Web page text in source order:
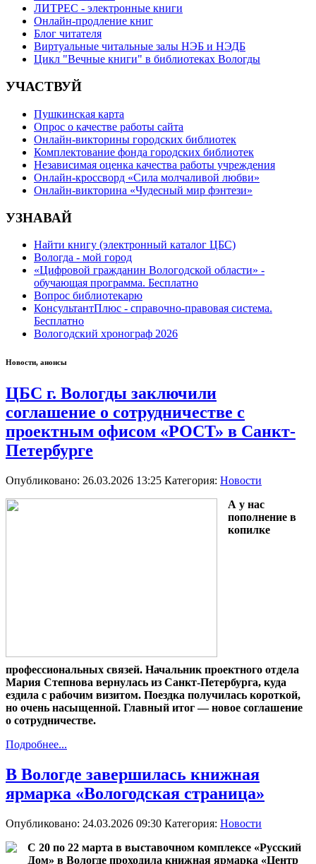
ЛИТРЕС - электронные книги
Онлайн-продление книг
Блог читателя
Виртуальные читальные залы НЭБ и НЭДБ
Цикл "Вечные книги" в библиотеках Вологды
УЧАСТВУЙ
Пушкинская карта
Опрос о качестве работы сайта
Онлайн-викторины городских библиотек
Комплектование фонда городских библиотек
Независимая оценка качества работы учреждения
Онлайн-кроссворд «Сила молчаливой любви»
Онлайн-викторина «Чудесный мир фэнтези»
УЗНАВАЙ
Найти книгу (электронный каталог ЦБС)
Вологда - мой город
«Цифровой гражданин Вологодской области» -
обучающая программа. Бесплатно
Вопрос библиотекарю
КонсультантПлюс - справочно-правовая система.
Бесплатно
Вологодский хронограф 2026
Новости, анонсы
ЦБС г. Вологды заключили
соглашение о сотрудничестве с
проектным офисом «РОСТ» в Санкт-
Петербурге
Опубликовано: 26.03.2026 13:25 Категория: Новости
А у нас
пополнение в
копилке
профессиональных связей. Начальник проектного отдела
Мария Степнова вернулась из Санкт-Петербурга, куда
ездила с рабочим визитом. Поездка получилась короткой,
но очень насыщенной. Главный итог — новое соглашение
о сотрудничестве.
Подробнее...
В Вологде завершилась книжная
ярмарка «Вологодская страница»
Опубликовано: 24.03.2026 09:30 Категория: Новости
С 20 по 22 марта в выставочном комплексе «Русский
Дом» в Вологде проходила книжная ярмарка «Центр